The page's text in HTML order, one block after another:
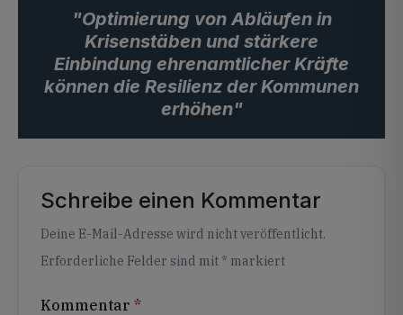
"Optimierung von Abläufen in
Krisenstäben und stärkere
Einbindung ehrenamtlicher Kräfte
können die Resilienz der Kommunen
erhöhen"
Schreibe einen Kommentar
Deine E-Mail-Adresse wird nicht veröffentlicht.
Erforderliche Felder sind mit * markiert
Kommentar *
Alternative: